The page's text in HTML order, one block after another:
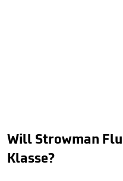
Will Strowman
Klasse?